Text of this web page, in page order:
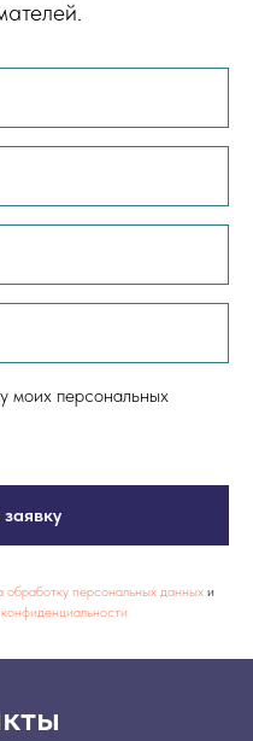
моих персональных
обработку персональных данныхи